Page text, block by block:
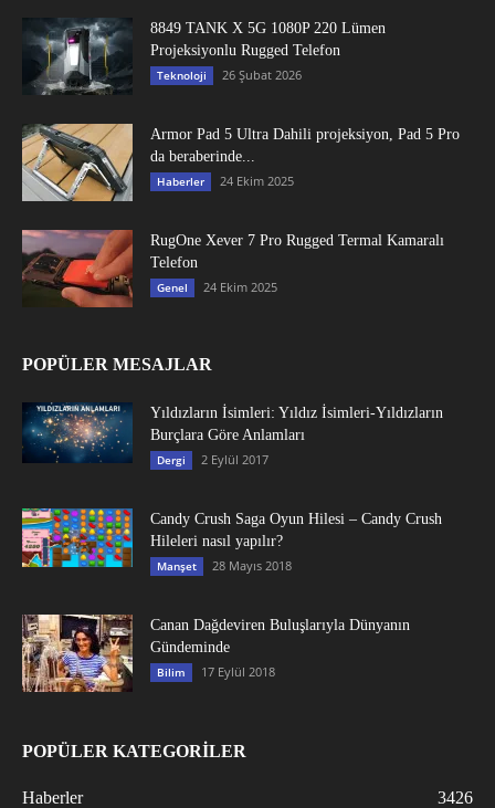
8849 TANK X 5G 1080P 220 Lümen
Projeksiyonlu Rugged Telefon
Teknoloji 26 Şubat 2026
Armor Pad 5 Ultra Dahili projeksiyon, Pad 5 Pro
da beraberinde...
Haberler 24 Ekim 2025
RugOne Xever 7 Pro Rugged Termal Kamaralı
Telefon
Genel 24 Ekim 2025
POPÜLER MESAJLAR
Yıldızların İsimleri: Yıldız İsimleri-Yıldızların
Burçlara Göre Anlamları
Dergi 2 Eylül 2017
Candy Crush Saga Oyun Hilesi – Candy Crush
Hileleri nasıl yapılır?
Manşet 28 Mayıs 2018
Canan Dağdeviren Buluşlarıyla Dünyanın
Gündeminde
Bilim 17 Eylül 2018
POPÜLER KATEGORİLER
Haberler
3426